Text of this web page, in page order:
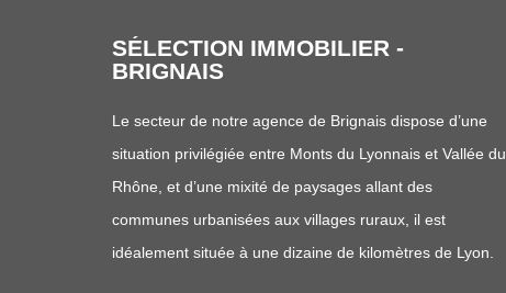
SÉLECTION IMMOBILIER -
BRIGNAIS
Le secteur de notre agence de Brignais dispose d’une
situation privilégiée entre Monts du Lyonnais et Vallée du
Rhône, et d’une mixité de paysages allant des
communes urbanisées aux villages ruraux, il est
idéalement située à une dizaine de kilomètres de Lyon.